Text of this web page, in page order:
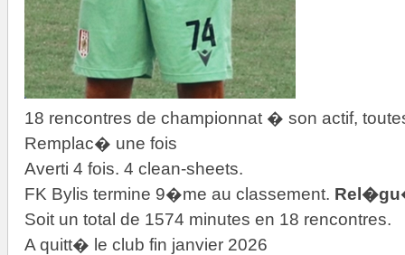
18 rencontres de championnat � son actif,
Remplac� une fois
Averti 4 fois. 4 clean-sheets.
FK Bylis termine 9�me au classement.
Soit un total de 1574 minutes en 18 rencontres.
A quitt� le club fin janvier 2026